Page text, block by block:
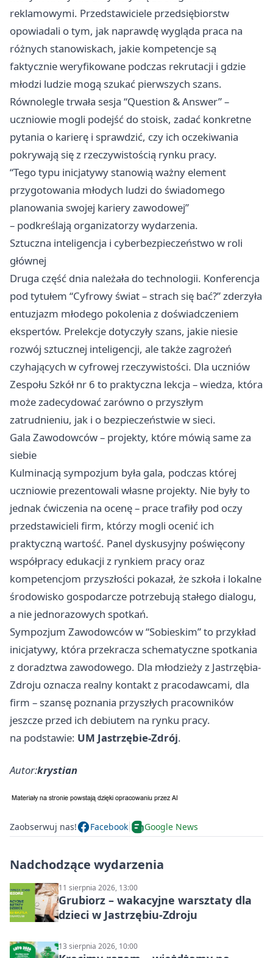
reklamowymi. Przedstawiciele przedsiębiorstw
opowiadali o tym, jak naprawdę wygląda praca na
różnych stanowiskach, jakie kompetencje są
faktycznie weryfikowane podczas rekrutacji i gdzie
młodzi ludzie mogą szukać pierwszych szans.
Równolegle trwała sesja “Question & Answer” –
uczniowie mogli podejść do stoisk, zadać konkretne
pytania o karierę i sprawdzić, czy ich oczekiwania
pokrywają się z rzeczywistością rynku pracy.
“Tego typu inicjatywy stanowią ważny element
przygotowania młodych ludzi do świadomego
planowania swojej kariery zawodowej”
– podkreślają organizatorzy wydarzenia.
Sztuczna inteligencja i cyberbezpieczeństwo w roli
głównej
Druga część dnia należała do technologii. Konferencja
pod tytułem “Cyfrowy świat – strach się bać?” zderzyła
entuzjazm młodego pokolenia z doświadczeniem
ekspertów. Prelekcje dotyczyły szans, jakie niesie
rozwój sztucznej inteligencji, ale także zagrożeń
czyhających w cyfrowej rzeczywistości. Dla uczniów
Zespołu Szkół nr 6 to praktyczna lekcja – wiedza, która
może zadecydować zarówno o przyszłym
zatrudnieniu, jak i o bezpieczeństwie w sieci.
Gala Zawodowców – projekty, które mówią same za
siebie
Kulminacją sympozjum była gala, podczas której
uczniowie prezentowali własne projekty. Nie były to
jednak ćwiczenia na ocenę – prace trafiły pod oczy
przedstawicieli firm, którzy mogli ocenić ich
praktyczną wartość. Panel dyskusyjny poświęcony
współpracy edukacji z rynkiem pracy oraz
kompetencjom przyszłości pokazał, że szkoła i lokalne
środowisko gospodarcze potrzebują stałego dialogu,
a nie jednorazowych spotkań.
Sympozjum Zawodowców w “Sobieskim” to przykład
inicjatywy, która przekracza schematyczne spotkania
z doradztwa zawodowego. Dla młodzieży z Jastrzębia-
Zdroju oznacza realny kontakt z pracodawcami, dla
firm – szansę poznania przyszłych pracowników
jeszcze przed ich debiutem na rynku pracy.
na podstawie: UM Jastrzębie-Zdrój.
Autor:krystian
Zaobserwuj nas! Facebook Google News
Nadchodzące wydarzenia
11 sierpnia 2026, 13:00
Grubiorz – wakacyjne warsztaty dla
dzieci w Jastrzębiu-Zdroju
13 sierpnia 2026, 10:00